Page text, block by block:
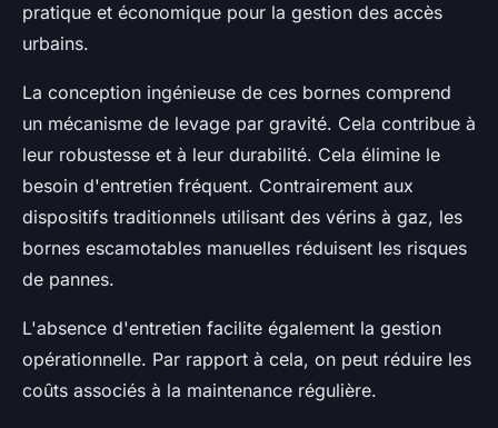
pratique et économique pour la gestion des accès
urbains.
La conception ingénieuse de ces bornes comprend
un mécanisme de levage par gravité. Cela contribue à
leur robustesse et à leur durabilité. Cela élimine le
besoin d'entretien fréquent. Contrairement aux
dispositifs traditionnels utilisant des vérins à gaz, les
bornes escamotables manuelles réduisent les risques
de pannes.
L'absence d'entretien facilite également la gestion
opérationnelle. Par rapport à cela, on peut réduire les
coûts associés à la maintenance régulière.